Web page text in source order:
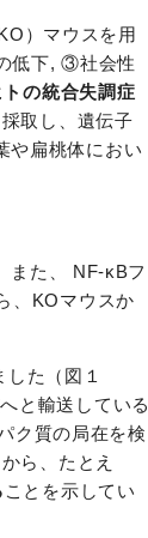
）マウスを用
低下, ③社会性
トの統合失調症
取し、遺伝子
や扁桃体におい
また、 NF-κBフ
、KOマウスか
た（図１
と輸送している
ク質の局在を検
ら、たとえ
ことを示してい